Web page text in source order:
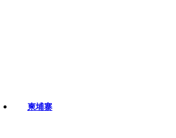
柬埔寨